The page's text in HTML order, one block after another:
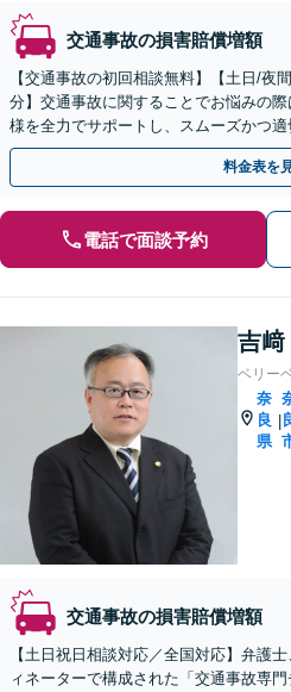
交通事故の損害賠償増額
【交通事故の初回相談無料】【土日/夜
分】交通事故に関することでお悩みの
様を全力でサポートし、スムーズかつ適
料金表を
電話で面談予約
吉﨑
ベリー
奈
良
県
|
交通事故の損害賠償増額
【土日祝日相談対応／全国対応】弁護
ィネーターで構成された「交通事故専